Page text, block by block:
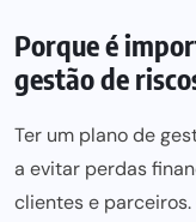
Porque é
gestão de
Ter um plano de
a evitar perdas
clientes e parceiros.